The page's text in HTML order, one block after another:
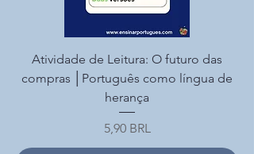
Atividade de Leitura: O futuro das
compras │Português como língua de
herança
Precio
5,90 BRL